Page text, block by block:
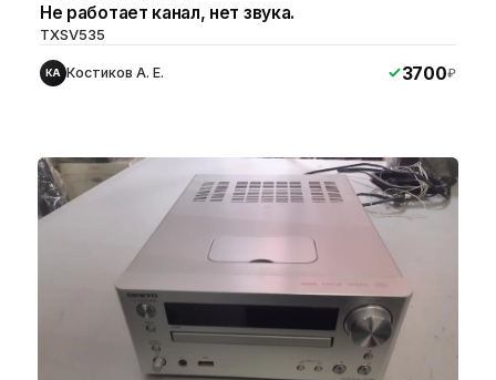
Не работает канал, нет звука.
TXSV535
КА Костиков А. Е. 3700₽